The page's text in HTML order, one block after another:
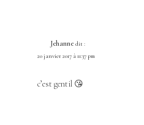
Jehanne dit :
20 janvier 2017 à 11:37 pm
c’est gentil 😘